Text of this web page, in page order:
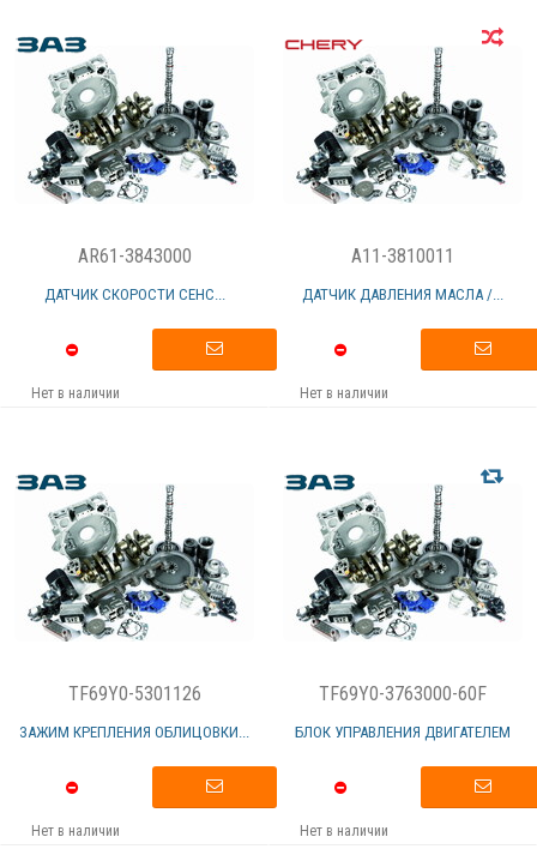
AR61-3843000
ДАТЧИК СКОРОСТИ СЕНС...
Нет в наличии
A11-3810011
ДАТЧИК ДАВЛЕНИЯ МАСЛА /...
Нет в наличии
TF69Y0-5301126
ЗАЖИМ КРЕПЛЕНИЯ ОБЛИЦОВКИ...
Нет в наличии
TF69Y0-3763000-60F
БЛОК УПРАВЛЕНИЯ ДВИГАТЕЛЕМ
Нет в наличии